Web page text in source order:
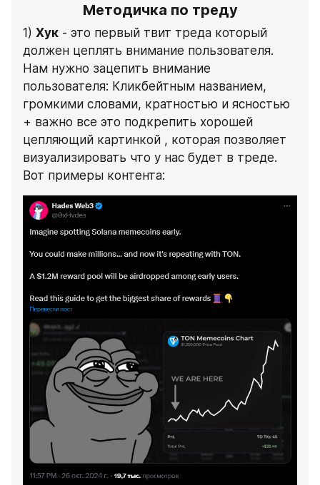
Методичка по треду
1) Хук - это первый твит треда который
должен цеплять внимание пользователя.
Нам нужно зацепить внимание
пользователя: Кликбейтным названием,
громкими словами, кратностью и ясностью
+ важно все это подкрепить хорошей
цепляющий картинкой , которая позволяет
визуализировать что у нас будет в треде.
Вот примеры контента: